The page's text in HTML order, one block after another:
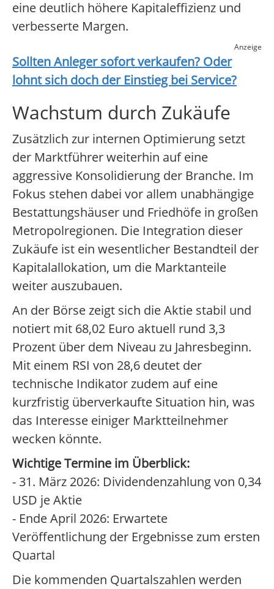
eine deutlich höhere Kapitaleffizienz und
verbesserte Margen.
Anzeige
Sollten Anleger sofort verkaufen? Oder
lohnt sich doch der Einstieg bei Service?
Wachstum durch Zukäufe
Zusätzlich zur internen Optimierung setzt
der Marktführer weiterhin auf eine
aggressive Konsolidierung der Branche. Im
Fokus stehen dabei vor allem unabhängige
Bestattungshäuser und Friedhöfe in großen
Metropolregionen. Die Integration dieser
Zukäufe ist ein wesentlicher Bestandteil der
Kapitalallokation, um die Marktanteile
weiter auszubauen.
An der Börse zeigt sich die Aktie stabil und
notiert mit 68,02 Euro aktuell rund 3,3
Prozent über dem Niveau zu Jahresbeginn.
Mit einem RSI von 28,6 deutet der
technische Indikator zudem auf eine
kurzfristig überverkaufte Situation hin, was
das Interesse einiger Marktteilnehmer
wecken könnte.
Wichtige Termine im Überblick:
- 31. März 2026: Dividendenzahlung von 0,34
USD je Aktie
- Ende April 2026: Erwartete
Veröffentlichung der Ergebnisse zum ersten
Quartal
Die kommenden Quartalszahlen werden